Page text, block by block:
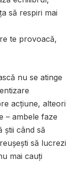
să respiri mai
te provoacă,
nu se atinge
acțiune, alteori
– ambele faze
știi când să
să lucrezi
mai cauți